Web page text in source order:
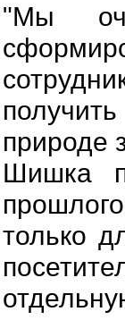
"Мы
природе
Шишка
только